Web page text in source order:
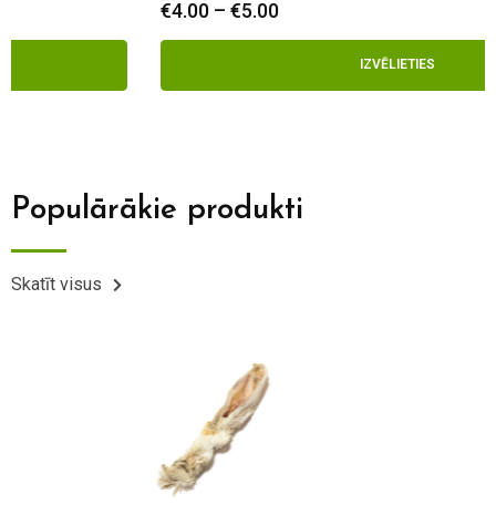
Populārākie produkti
Skatīt visus